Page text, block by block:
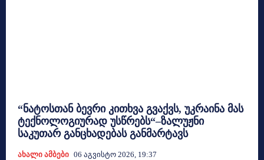
“ნატოსთან ბევრი კითხვა გვაქვს, უკრაინა მას
ტექნოლოგიურად უსწრებს“–ზალუჟნი
საკუთარ განცხადებას განმარტავს
Ახალი Ამბები 06 Აგვისტო 2026, 19:37